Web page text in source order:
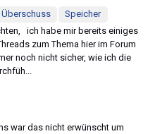
Überschuss
Speicher
ich habe mir bereits einiges
zum Thema hier im Forum
noch nicht sicher, wie ich die
war das nicht erwünscht um